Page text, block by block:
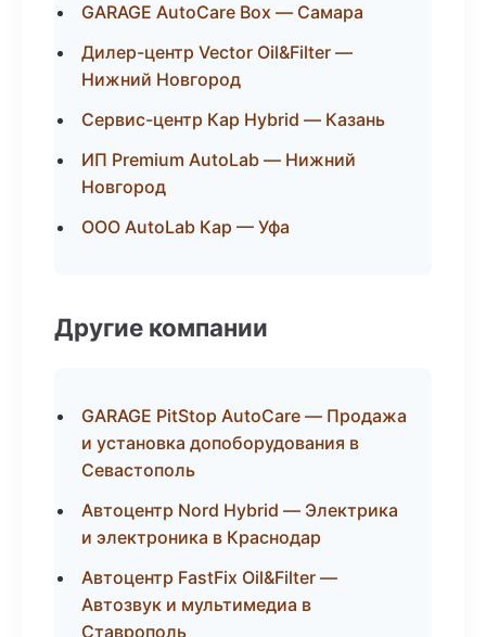
GARAGE AutoCare Box — Самара
Дилер-центр Vector Oil&Filter —
Нижний Новгород
Сервис-центр Кар Hybrid — Казань
ИП Premium AutoLab — Нижний
Новгород
ООО AutoLab Кар — Уфа
Другие компании
GARAGE PitStop AutoCare — Продажа
и установка допоборудования в
Севастополь
Автоцентр Nord Hybrid — Электрика
и электроника в Краснодар
Автоцентр FastFix Oil&Filter —
Автозвук и мультимедиа в
Ставрополь